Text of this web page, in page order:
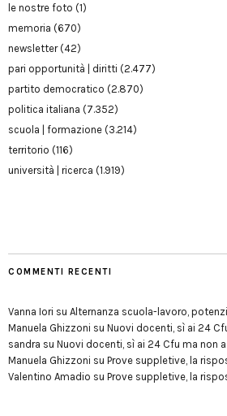
le nostre foto (1)
memoria (670)
newsletter(42)
pari opportunità | diritti (2.477)
partito democratico (2.870)
politica italiana (7.352)
scuola | formazione (3.214)
territorio (116)
università | ricerca (1.919)
COMMENTI RECENTI
Vanna Iori su Alternanza scuola-lavoro,
Manuela Ghizzoni su Nuovi docenti, sì ai 24
sandra su Nuovi docenti, sì ai 24 Cfu ma non
Manuela Ghizzoni su Prove suppletive, la
Valentino Amadio su Prove suppletive, la